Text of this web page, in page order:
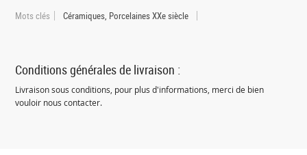
Mots clés Céramiques, Porcelaines XXe siècle
Conditions générales de livraison :
Livraison sous conditions, pour plus d'informations, merci de bien
vouloir nous contacter.